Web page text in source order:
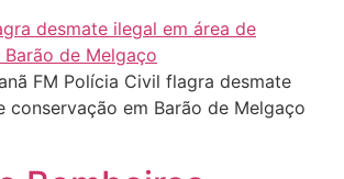
FM Polícia Civil flagra desmate
conservação em Barão de Melgaço